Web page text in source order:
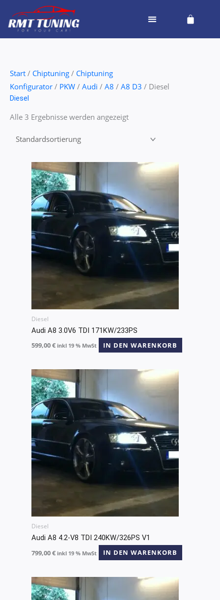
Inhalt
springen
Cart
Start / Chiptuning / Chiptuning
Konfigurator / PKW / Audi / A8 / A8 D3 / Diesel
Diesel
Alle 3 Ergebnisse werden angezeigt
Diesel
Audi A8 3.0V6 TDI 171KW/233PS
599,00€ inkl 19 % MwSt IN DEN WARENKORB
Diesel
Audi A8 4.2-V8 TDI 240KW/326PS V1
799,00€ inkl 19 % MwSt IN DEN WARENKORB